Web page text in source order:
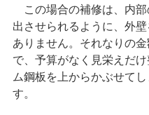
この場合の補修は、内
出させられるように、外
ありません。それなりの
で、予算がなく見栄えだ
ム鋼板を上からかぶせて
す。